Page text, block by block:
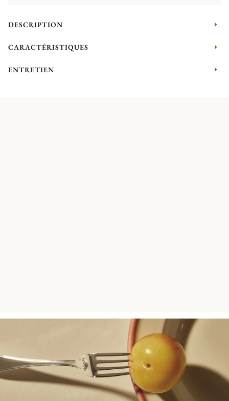
DESCRIPTION
CARACTÉRISTIQUES
ENTRETIEN